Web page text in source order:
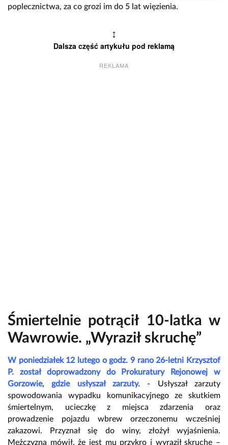
poplecznictwa, za co grozi im do 5 lat więzienia.
↕
Dalsza część artykułu pod reklamą
REKLAMA
Śmiertelnie potrącił 10-latka w
Wawrowie. „Wyraził skruchę”
W poniedziałek 12 lutego o godz. 9 rano 26-letni Krzysztof
P. został doprowadzony do Prokuratury Rejonowej w
Gorzowie, gdzie usłyszał zarzuty. - Usłyszał zarzuty
spowodowania wypadku komunikacyjnego ze skutkiem
śmiertelnym, ucieczkę z miejsca zdarzenia oraz
prowadzenie pojazdu wbrew orzeczonemu wcześniej
zakazowi. Przyznał się do winy, złożył wyjaśnienia.
Mężczyzna mówił, że jest mu przykro i wyraził skruchę –